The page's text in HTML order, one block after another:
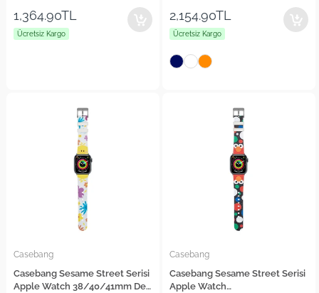
Kordon
1,364.90TL
Ücretsiz Kargo
42/44/45/46/49mm Silikon
Kordon
2,154.90TL
Ücretsiz Kargo
Casebang
Casebang Sesame Street Serisi
Apple Watch 38/40/41mm Deri
Casebang
Casebang Sesame Street Serisi
Apple Watch